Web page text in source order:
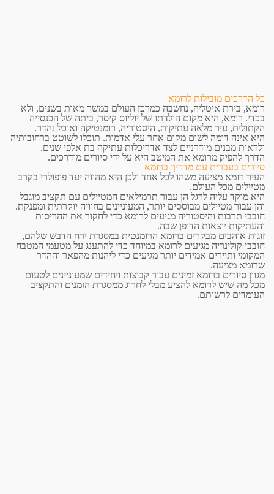
כל הדרכים מובילות לרומא
רומא, בירת איטליה, נחשבה כמרכז העולם במשך מאות בשנים, ולא
בכדי. רומא, היא מקום הולדתו של יוליוס קיסר, ביתה של הכנסייה
הקתולית, עיר מלאה עתיקות, היסטוריה, רומנטיקה ואוכל נהדר.
היא אינה דומה לשום מקום אחר עלי אדמות. תוכלו לשוטט ברחובותיה
ולראות מבנים מודרניים לצד אדריכלות עתיקה בת אלפי שנים.
הדרך להפיק מרומא את המיטב היא על ידי סיורים מודרכים.
סיורים בעברית עם מדריך ברומא
העיר רומא מציעה משהו לכל אחד ולכן היא מהווה יעד פופולרי בקרב
מטיילים מכל העולם.
היא מוקד עליה לרגל הן עבור תרמילאים המטיילים עם תקציב מוגבל
והן עבור מטיילים מבוססים יותר, המעוניינים בחוויה יוקרתית ומפנקת.
חובבי תרבות והיסטוריה מגיעים לרומא כדי לחקור את ההריסות
והעתיקות יוצאות הדופן שבה.
זוגות אוהבים מבקרים ברומא הרומנטית במסגרת ירח הדבש שלהם,
חובבי קולינריה מגיעים לרומא במיוחד כדי להתענג על מטעמי המטבח
המקומי ותיירים אמידים יותר מגיעים כדי ליהנות מהפאר וההדר
שרומא מציעה.
מגוון סיורים ברומא זמינים עבור קבוצות ויחידים שמעוניינים לטעום
מכל מה שיש לרומא להציע מבלי לחרוג ממסגרת הזמנים והתקציב
העומדים לרשותם.